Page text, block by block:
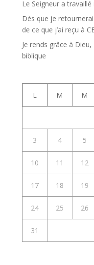
Le Seigneur a
Dès que je
de ce que j’ai reçu à
Je rends grâce à Dieu,
biblique
L M M
3 4 5
10 11 12
17 18 19
24 25 26
31